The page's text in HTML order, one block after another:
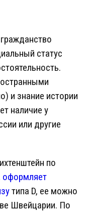
статус
и знание истории
наличие у
или другие
по
оформляет
типа D, ее можно
Швейцарии. По